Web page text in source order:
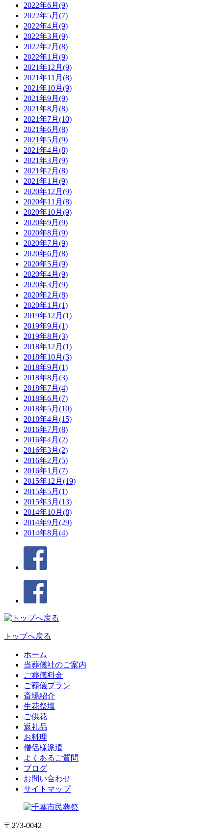
2022年6月(9)
2022年5月(7)
2022年4月(9)
2022年3月(9)
2022年2月(8)
2022年1月(9)
2021年12月(9)
2021年11月(8)
2021年10月(9)
2021年9月(9)
2021年8月(8)
2021年7月(10)
2021年6月(8)
2021年5月(9)
2021年4月(8)
2021年3月(9)
2021年2月(8)
2021年1月(9)
2020年12月(9)
2020年11月(8)
2020年10月(9)
2020年9月(9)
2020年8月(9)
2020年7月(9)
2020年6月(8)
2020年5月(9)
2020年4月(9)
2020年3月(9)
2020年2月(8)
2020年1月(1)
2019年12月(1)
2019年9月(1)
2019年8月(3)
2018年12月(1)
2018年10月(3)
2018年9月(1)
2018年8月(3)
2018年7月(4)
2018年6月(7)
2018年5月(10)
2018年4月(15)
2016年7月(8)
2016年4月(2)
2016年3月(2)
2016年2月(5)
2016年1月(7)
2015年12月(19)
2015年5月(1)
2015年3月(13)
2014年10月(8)
2014年9月(29)
2014年8月(4)
トップへ戻る
ホーム
当葬儀社のご案内
ご葬儀料金
ご葬儀プラン
斎場紹介
生花祭壇
ご供花
返礼品
お料理
僧侶様派遣
よくあるご質問
ブログ
お問い合わせ
サイトマップ
〒273-0042